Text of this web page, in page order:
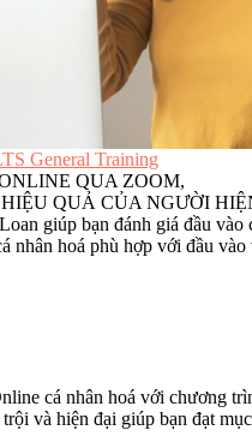
General Training
QUA ZOOM,
QUẢ CỦA NGƯỜI
giúp bạn đánh giá đầu
nhân hoá phù hợp với đầu vào
cá nhân hoá với chương
và hiện đại giúp bạn đạt